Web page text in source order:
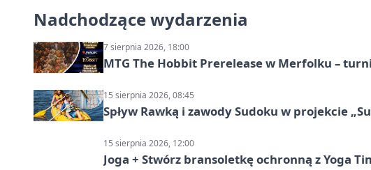
Nadchodzące wydarzenia
7 sierpnia 2026, 18:00
MTG The Hobbit Prerelease w Merfolku –
15 sierpnia 2026, 08:45
Spływ Rawką i zawody Sudoku w projekcie
15 sierpnia 2026, 12:00
Joga + Stwórz bransoletkę ochronną z Yoga